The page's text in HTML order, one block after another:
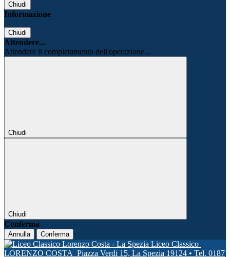
Chiudi
Informazione
Chiudi
Attendere...
Attendere il completamento dell'operazione...
Chiudi
Chiudi
Conferma
Annulla Conferma
Liceo Classico
LORENZO COSTA Piazza Verdi 15, La Spezia 19124 • Tel. 0187